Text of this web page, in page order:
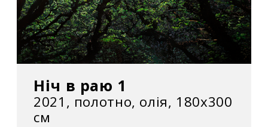
Ніч в раю 1
2021, полотно, олія, 180x300
см